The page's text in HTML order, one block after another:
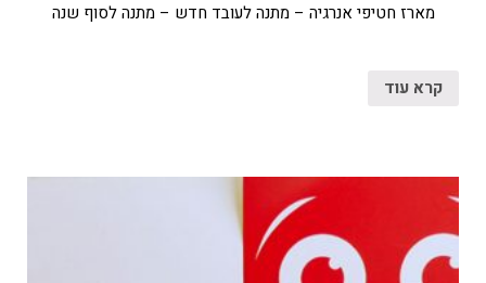
מארז חטיפי אנרגיה – מתנה לעובד חדש – מתנה לסוף שנה
קרא עוד